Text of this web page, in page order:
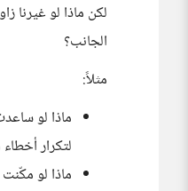
لكن ماذا لو غيرنا
الجانب؟
مثلاً:
ماذا لو
لتكرار
ماذا لو